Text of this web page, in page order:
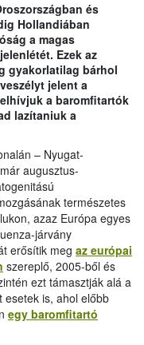
és
Hollandiában
a magas
Ezek az
gyakorlatilag bárhol
jelent a
a baromfitartók
lazítaniuk a
– Nyugat-
augusztus-
természetes
azaz Európa egyes
járvány
erősítik meg az európai
szereplő, 2005-ből és
ezt támasztják alá a
esetek is, ahol előbb
egy baromfitartó